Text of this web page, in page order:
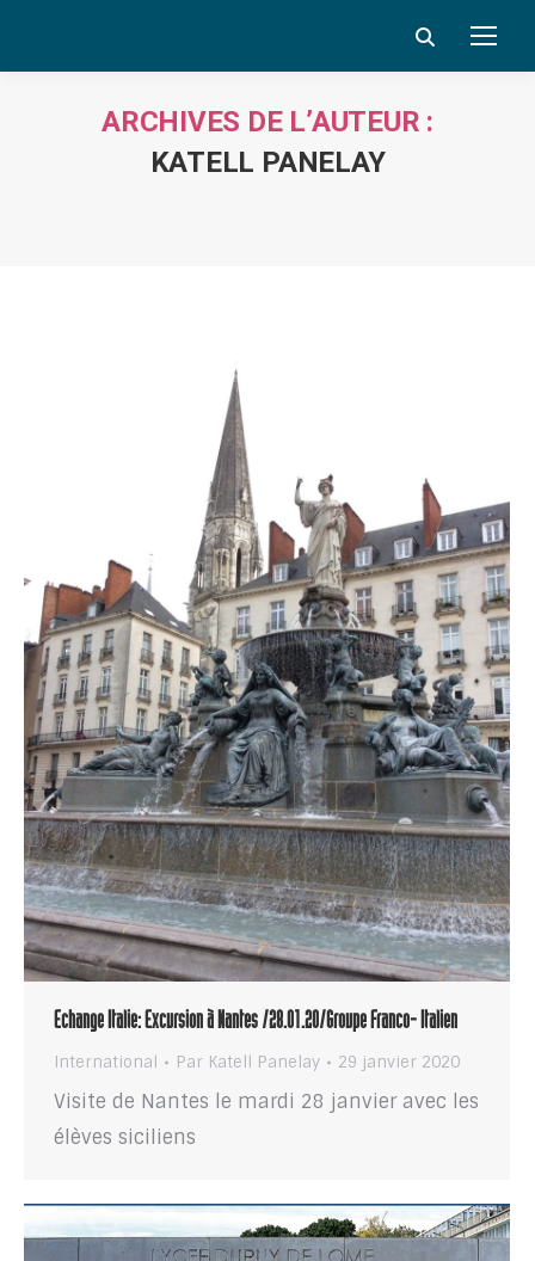
Search:
ARCHIVES DE L’AUTEUR :
KATELL PANELAY
Echange Italie: Excursion à Nantes /28.01.20/Groupe Franco- Italien
International Par Katell Panelay 29 janvier 2020
Visite de Nantes le mardi 28 janvier avec les
élèves siciliens